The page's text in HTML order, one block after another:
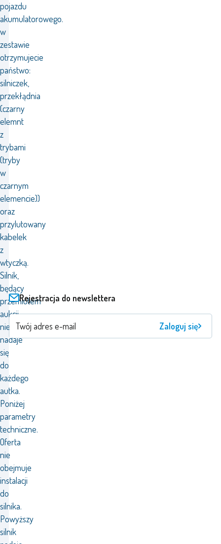
pojazdu
akumulatorowego.
w
zestawie
otrzymujecie
państwo:
silniczek,
przekłądnia
(czarny
elemnt
z
trybami
(tryby
w
czarnym
elemencie))
oraz
przylutowany
kabelek
z
wtyczką.
Silnik,
będący
przemiotem
aukcji,
nie
nadaje
się
do
każdego
autka.
Poniżej
parametry
techniczne.
Oferta
nie
obejmuje
instalacji
do
silnika.
Powyższy
silnik
Rejestracja do newslettera
Zaloguj się